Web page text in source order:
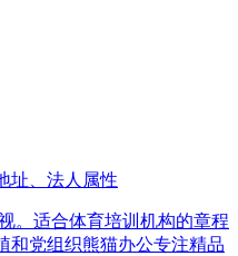
址、法人属性
。适合体育培训机构的章程
和党组织熊猫办公专注精品